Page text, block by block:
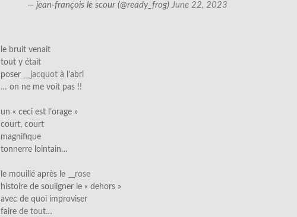
— jean-françois le scour (@ready_frog) June 22, 2023
le bruit venait
tout y était
poser
__jacquot à l’abri
… on ne me voit pas !!
un « ceci est l’orage »
court, court
magnifique
tonnerre lointain…
le mouillé après le
__rose
histoire de souligner le « dehors »
avec de quoi improviser
faire de tout…